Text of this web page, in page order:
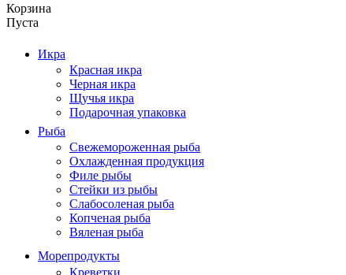
Корзина
Пуста
Икра
Красная икра
Черная икра
Щучья икра
Подарочная упаковка
Рыба
Свежемороженная рыба
Охлажденная продукция
Филе рыбы
Стейки из рыбы
Слабосоленая рыба
Копченая рыба
Вяленая рыба
Морепродукты
Креветки